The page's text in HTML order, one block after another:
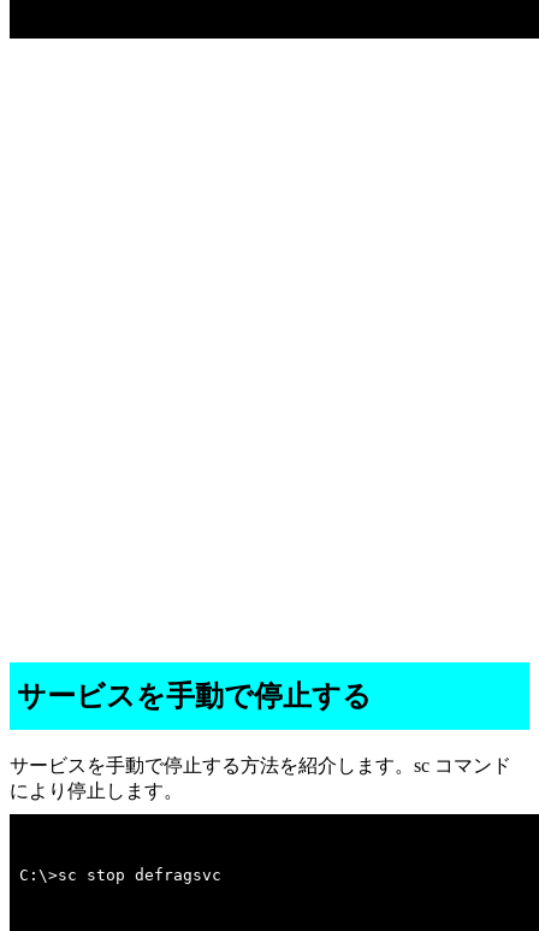
サービスを手動で停止する
サービスを手動で停止する方法を紹介します。sc コマンド
により停止します。
C:\>sc stop defragsvc